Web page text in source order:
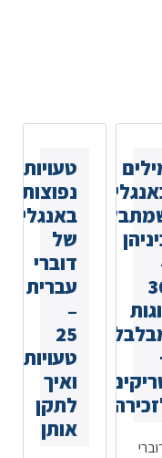
טעויות
נפוצות
באנגלית
של
דוברי
עברית
–
25
טעויות
ואיך
לתקן
אותן